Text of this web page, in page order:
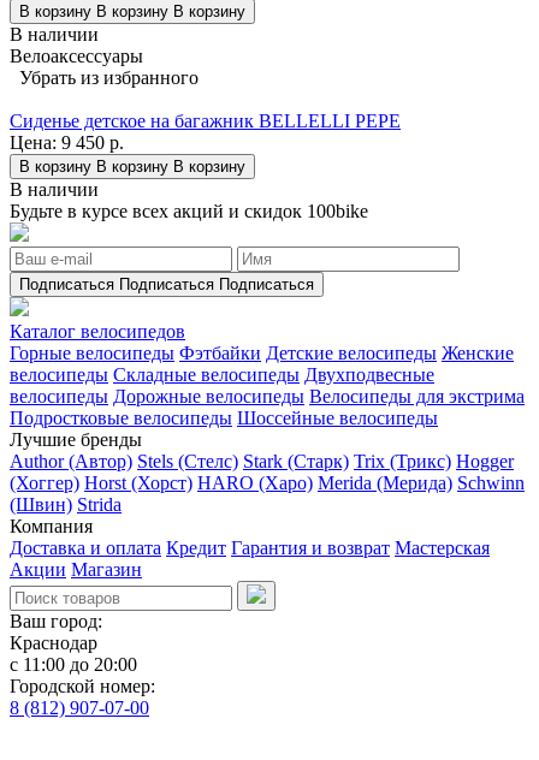
В корзину В корзину В корзину
В наличии
Велоаксессуары
Убрать из избранного
Сиденье детское на багажник BELLELLI PEPE
Цена: 9 450 р.
В корзину В корзину В корзину
В наличии
Будьте в курсе всех акций и скидок 100bike
Подписаться Подписаться Подписаться
Каталог велосипедов
Горные велосипеды Фэтбайки Детские велосипеды Женские
велосипеды Складные велосипеды Двухподвесные
велосипеды Дорожные велосипеды Велосипеды для экстрима
Подростковые велосипеды Шоссейные велосипеды
Лучшие бренды
Author (Автор) Stels (Стелс) Stark (Старк) Trix (Трикс) Hogger
(Хоггер) Horst (Хорст) HARO (Харо) Merida (Мерида) Schwinn
(Швин) Strida
Компания
Доставка и оплата Кредит Гарантия и возврат Мастерская
Акции Магазин
Ваш город:
Краснодар
с 11:00 до 20:00
Городской номер:
8 (812) 907-07-00